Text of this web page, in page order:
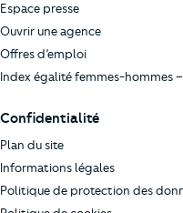
Espace presse
Ouvrir une agence
Offres d’emploi
Index égalité femmes-hommes
Confidentialité
Plan du site
Informations légales
Politique de protection des